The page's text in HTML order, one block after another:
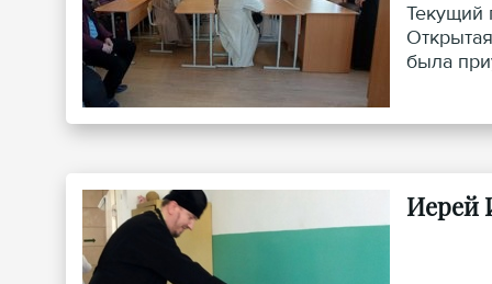
Текущий
была
Иерей